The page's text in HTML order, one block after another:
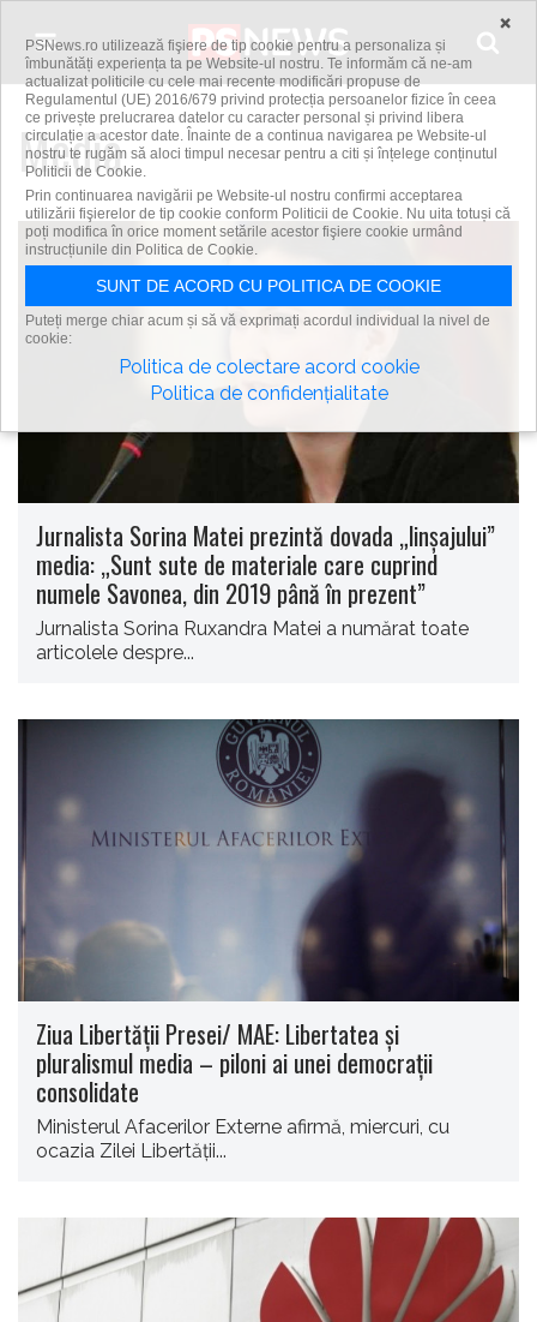
Media
Jurnalista Sorina Matei prezintă dovada „linșajului”
media: „Sunt sute de materiale care cuprind
numele Savonea, din 2019 până în prezent”
Jurnalista Sorina Ruxandra Matei a numărat toate
articolele despre...
Ziua Libertății Presei/ MAE: Libertatea și
pluralismul media – piloni ai unei democrații
consolidate
Ministerul Afacerilor Externe afirmă, miercuri, cu
ocazia Zilei Libertăţii...
×
PSNews.ro utilizează fişiere de tip cookie pentru a personaliza și
îmbunătăți experiența ta pe Website-ul nostru. Te informăm că ne-am
actualizat politicile cu cele mai recente modificări propuse de
Regulamentul (UE) 2016/679 privind protecția persoanelor fizice în ceea
ce privește prelucrarea datelor cu caracter personal și privind libera
circulație a acestor date. Înainte de a continua navigarea pe Website-ul
nostru te rugăm să aloci timpul necesar pentru a citi și înțelege conținutul
Politicii de Cookie.
Prin continuarea navigării pe Website-ul nostru confirmi acceptarea
utilizării fişierelor de tip cookie conform Politicii de Cookie. Nu uita totuși că
poți modifica în orice moment setările acestor fişiere cookie urmând
instrucțiunile din Politica de Cookie.
SUNT DE ACORD CU POLITICA DE COOKIE
Puteți merge chiar acum și să vă exprimați acordul individual la nivel de
cookie:
Politica de colectare acord cookie
Politica de confidențialitate